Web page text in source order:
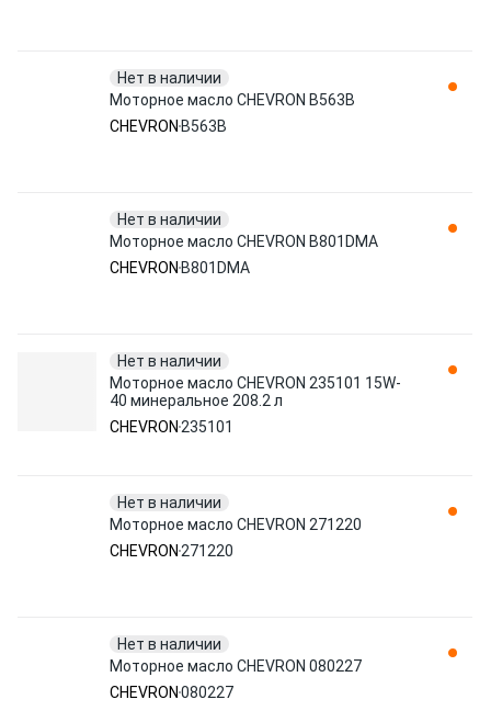
Нет в наличии
Моторное масло CHEVRON B563B
CHEVRON B563B
Нет в наличии
Моторное масло CHEVRON B801DMA
CHEVRON B801DMA
Нет в наличии
Моторное масло CHEVRON 235101 15W-
40 минеральное 208.2 л
CHEVRON 235101
Нет в наличии
Моторное масло CHEVRON 271220
CHEVRON 271220
Нет в наличии
Моторное масло CHEVRON 080227
CHEVRON 080227